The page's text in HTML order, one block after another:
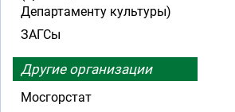
Департаменту культуры)
ЗАГСы
Другие организации
Мосгорстат